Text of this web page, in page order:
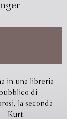
in una libreria
di
la seconda
– Kurt